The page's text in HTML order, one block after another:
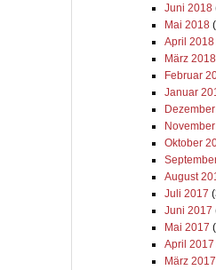
Juni 2018
Mai 2018
April 2018
März 2018
Februar
Januar
Oktober
August
Juli 2017
Juni 2017
Mai 2017
April 2017
März 2017